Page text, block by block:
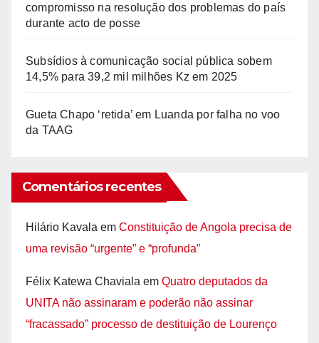
compromisso na resolução dos problemas do país
durante acto de posse
Subsídios à comunicação social pública sobem
14,5% para 39,2 mil milhões Kz em 2025
Gueta Chapo ‘retida’ em Luanda por falha no voo
da TAAG
Comentários recentes
Hilário Kavala em Constituição de Angola precisa de
uma revisão “urgente” e “profunda”
Félix Katewa Chaviala em Quatro deputados da
UNITA não assinaram e poderão não assinar
“fracassado” processo de destituição de Lourenço